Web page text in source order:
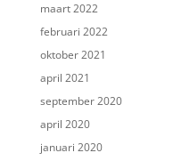
maart 2022
februari 2022
oktober 2021
april 2021
september 2020
april 2020
januari 2020